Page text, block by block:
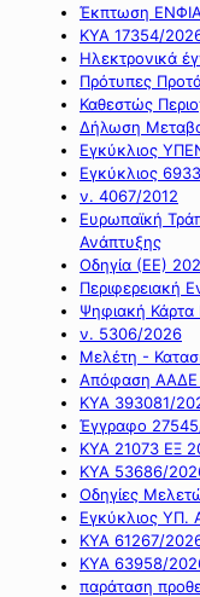
Έκπτωση ΕΝΦΙΑ
ΚΥΑ 17354/
Ηλεκτρονικά
Πρότυπες
Καθεστώς
Δήλωση
Εγκύκλιος
Εγκύκλιος
ν. 4067/2012
Ευρωπαϊκή
Ανάπτυξης
Οδηγία (ΕΕ)
Περιφερειακή
Ψηφιακή Κάρτα
ν. 5306/2026
Μελέτη -
Απόφαση ΑΑΔΕ
ΚΥΑ 393081/
Έγγραφο
ΚΥΑ 21073 ΕΞ
ΚΥΑ 53686/
Οδηγίες
Εγκύκλιος
ΚΥΑ 61267/
ΚΥΑ 63958/
παράταση